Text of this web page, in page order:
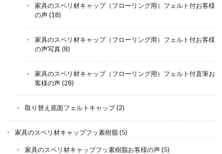
家具のスベリ材キャップ（フローリング用）フェルト付お客様
の声(18)
家具のスベリ材キャップ（フローリング用）フェルト付お客様
の声写真(8)
家具のスベリ材キャップ（フローリング用）フェルト付直筆お
客様の声(28)
取り替え底面フェルトキャップ(2)
家具のスベリ材キャップフッ素樹脂(5)
家具のスベリ材キャップフッ素樹脂お客様の声(5)